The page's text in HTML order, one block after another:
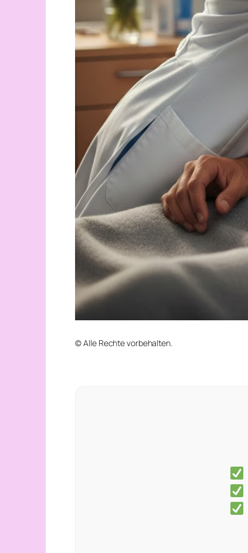
© Alle Rechte vorbehalten.